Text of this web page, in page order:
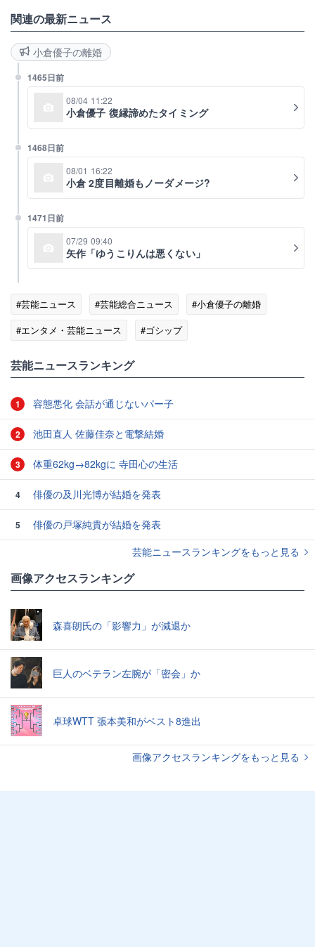
関連の最新ニュース
小倉優子の離婚
1465日前
08/04 11:22
小倉優子 復縁諦めたタイミング
1468日前
08/01 16:22
小倉 2度目離婚もノーダメージ?
1471日前
07/29 09:40
矢作「ゆうこりんは悪くない」
#芸能ニュース #芸能総合ニュース
#小倉優子の離婚
#エンタメ・芸能ニュース
#ゴシップ
芸能ニュースランキング
1 容態悪化 会話が通じないパー子
2 池田直人 佐藤佳奈と電撃結婚
3 体重62kg→82kgに 寺田心の生活
4 俳優の及川光博が結婚を発表
5
俳優の戸塚純貴が結婚を発表
芸能ニュースランキングをもっと見る
画像アクセスランキング
森喜朗氏の「影響力」が減退か
巨人のベテラン左腕が「密会」か
卓球WTT 張本美和がベスト8進出
画像アクセスランキングをもっと見る